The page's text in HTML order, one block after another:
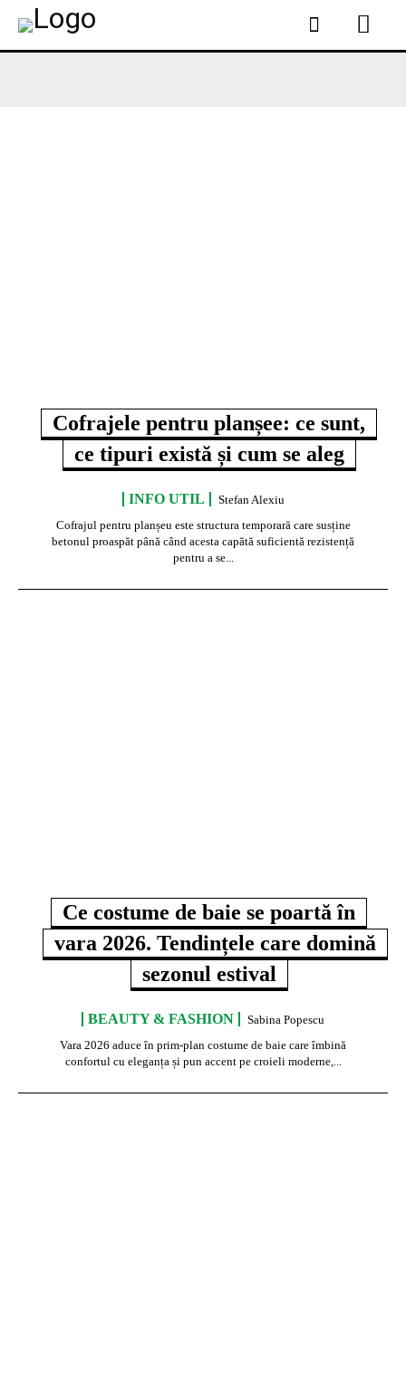
Cofrajele pentru planșee: ce sunt,
ce tipuri există și cum se aleg
INFO UTIL
Stefan Alexiu
Cofrajul pentru planșeu este structura temporară care susține
betonul proaspăt până când acesta capătă suficientă rezistență
pentru a se...
Ce costume de baie se poartă în
vara 2026. Tendințele care domină
sezonul estival
BEAUTY & FASHION
Sabina Popescu
Vara 2026 aduce în prim-plan costume de baie care îmbină
confortul cu eleganța și pun accent pe croieli moderne,...